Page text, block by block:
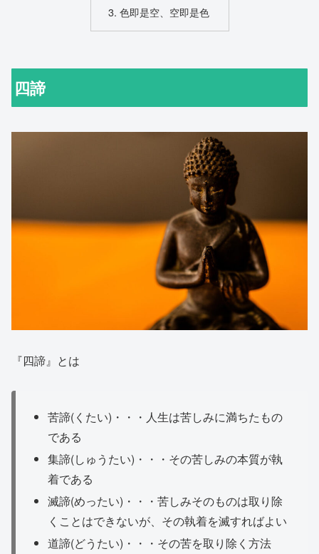
色即是空、空即是色
四諦
『四諦』とは
苦諦(くたい)・・・人生は苦しみに満ちたもの
である
集諦(しゅうたい)・・・その苦しみの本質が執
着である
滅諦(めったい)・・・苦しみそのものは取り除
くことはできないが、その執着を滅すればよい
道諦(どうたい)・・・その苦を取り除く方法